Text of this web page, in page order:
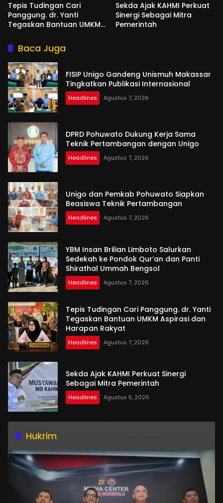
Tepis Tudingan Cari
Panggung. dr. Yanti
Tegaskan Bantuan UMKM
Rakyat
Sekda Ajak KAHMI Perkuat
Sinergi Sebagai Mitra
Pemerintah
Baca Juga
FISIP Unigo Gandeng Unismuh Makassar
Tingkatkan Publikasi Internasional
Headlines Agustus 7, 2026
DPRD Pohuwato Dukung Kerja Sama
Teknik Pertambangan dengan Unigo
Headlines Agustus 7, 2026
Unigo dan Pemkab Pohuwato Siapkan
Beasiswa Teknik Pertambangan
Headlines Agustus 7, 2026
YBM Insan Brilian Limboto Salurkan
Sedekah ke Pondok Qur’an dan Panti
Shirathal Ummah Bengsol
Headlines Agustus 7, 2026
Tepis Tudingan Cari Panggung. dr. Yanti
Tegaskan Bantuan UMKM Aspirasi dan
Harapan Rakyat
Headlines Agustus 7, 2026
Sekda Ajak KAHMI Perkuat Sinergi
Sebagai Mitra Pemerintah
Headlines Agustus 5, 2026
Hukrim